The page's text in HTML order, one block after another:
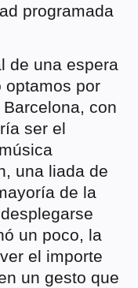
programada
de una espera
optamos por
con
ser el
una liada de
de la
un poco, la
el importe
un gesto que